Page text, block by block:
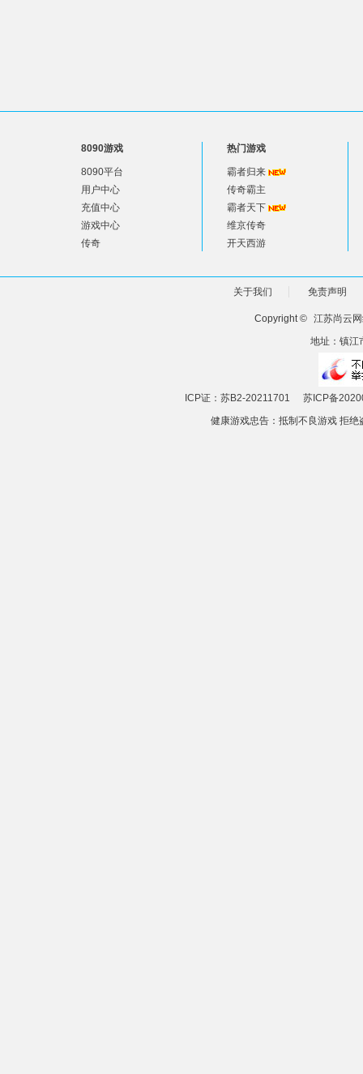
8090游戏
8090平台
用户中心
充值中心
游戏中心
传奇
热门游戏
霸者归来
传奇霸主
霸者天下
维京传奇
开天西游
关于我们 免责声明
Copyright © 江苏尚云
地址：镇江
ICP证：苏B2-20211701
苏ICP备
健康游戏忠告：抵制不良游戏 拒